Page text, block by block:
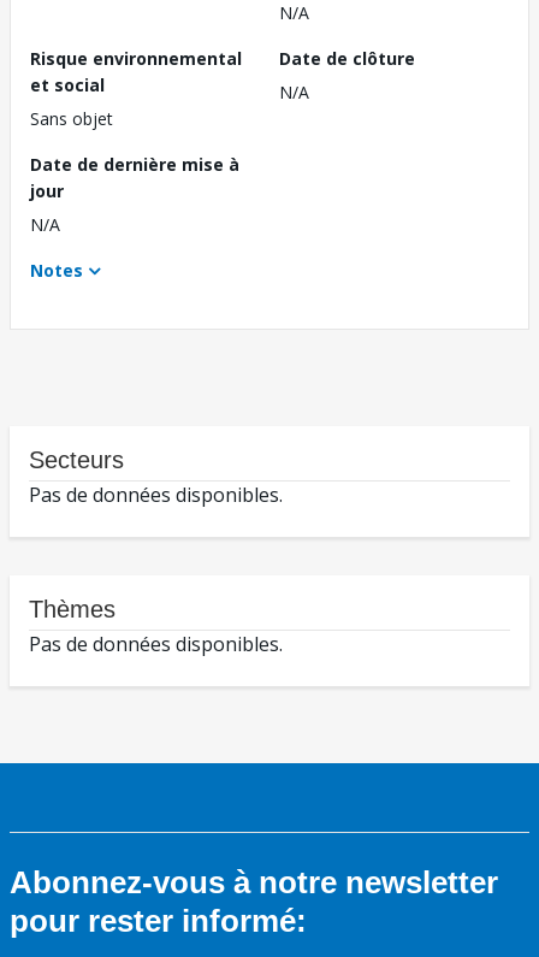
N/A
Risque environnemental
et social
Sans objet
Date de clôture
N/A
Date de dernière mise à
jour
N/A
Notes
Secteurs
Pas de données disponibles.
Thèmes
Pas de données disponibles.
Abonnez-vous à notre newsletter
pour rester informé: